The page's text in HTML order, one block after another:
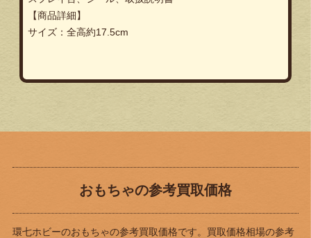
【商品詳細】
サイズ：全高約17.5cm
おもちゃの参考買取価格
環七ホビーのおもちゃの参考買取価格です。買取価格相場の参考